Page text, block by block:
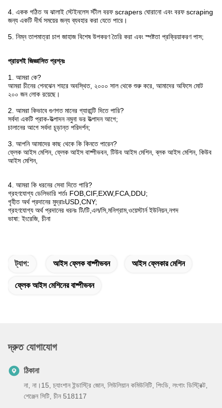
4. একক গঠিত অ ঝালাই স্টেইনলেস স্টীল বরফ scrapers ঘোরানো এবং বরফ scraping
জন্য একটি দীর্ঘ সময়ের জন্য ব্যবহার করা যেতে পারে।
5. নিম্ন তাপমাত্রা চাপ জাহাজ বিশেষ উপকরণ তৈরি করা এবং স্পষ্টতা প্রক্রিয়াকরণ পাস;
প্রায়শই জিজ্ঞাসিত প্রশ্নঃ
1. আমরা কে?
আমরা চীনের শেনঝেন শহরে অবস্থিত, ২০০০ সাল থেকে শুরু করে, আমাদের অফিসে মোট
২০০ জন লোক রয়েছে।
2. আমরা কিভাবে গুণগত মানের গ্যারান্টি দিতে পারি?
সর্বদা একটি প্রাক-উত্পাদন নমুনা ভর উত্পাদন আগে;
চালানের আগে সর্বদা চূড়ান্ত পরিদর্শন;
3. আপনি আমাদের কাছ থেকে কি কিনতে পারেন?
ফ্লেক আইস মেশিন, ফ্লেক আইস বাষ্পীভবন, টিউব আইস মেশিন, ব্লক আইস মেশিন, কিউব
আইস মেশিন,
4. আমরা কি ধরনের সেবা দিতে পারি?
গ্রহণযোগ্য ডেলিভারি শর্তঃ FOB,CIF,EXW,FCA,DDU;
গৃহীত অর্থ প্রদানের মুদ্রাঃUSD,CNY;
গ্রহণযোগ্য অর্থ প্রদানের ধরনঃ টি/টি,এল/সি,মনিগ্রাম,ওয়েস্টার্ন ইউনিয়ন,নগদ
ভাষা: ইংরেজি, চীনা
ট্যাগ: আইস ফ্লেক বাষ্পীভবন আইস ফ্লেকার মেশিন
ফ্লেক আইস মেশিনের বাষ্পীভবন
দ্রুত যোগাযোগ
ঠিকানা
না, না।15, চ্যাংশান ইন্ডাস্ট্রি জোন, লিউলিয়ান কমিউনিটি, পিংডি, লংগাং ডিস্ট্রিক্ট,
শেঞ্জেন সিটি, চীন 518117